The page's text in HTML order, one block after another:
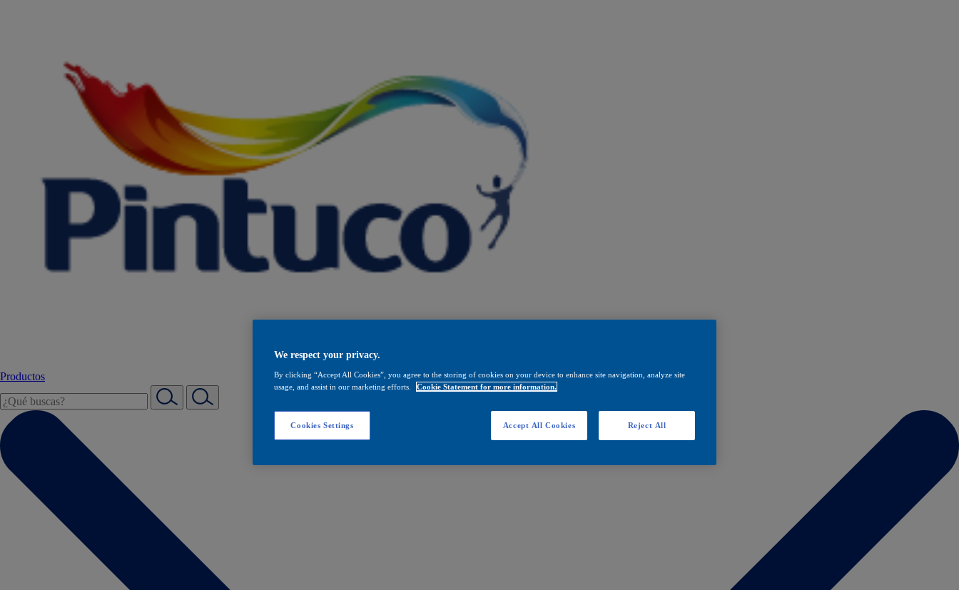
Productos
We respect your privacy.
By clicking “Accept All Cookies”, you agree to the storing of cookies on your device to enhance site navigation, analyze site
usage, and assist in our marketing efforts.
Cookie Statement for more information.
Cookies Settings Reject All
Accept All Cookies